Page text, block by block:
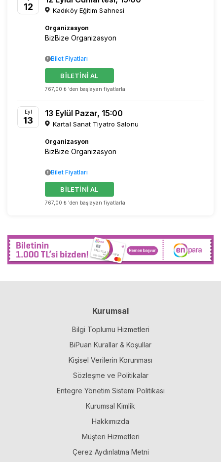
12 Kadıköy Eğitim Sahnesi
Organizasyon
BizBize Organizasyon
767,00 ₺ 'den başlayan fiyatlarla
BİLETİNİ AL
Bilet Fiyatları
Eyl
13
13 Eylül Pazar, 15:00
Kartal Sanat Tiyatro Salonu
Organizasyon
BizBize Organizasyon
767,00 ₺ 'den başlayan fiyatlarla
BİLETİNİ AL
Bilet Fiyatları
Kurumsal
Bilgi Toplumu Hizmetleri
BiPuan Kurallar & Koşullar
Kişisel Verilerin Korunması
Sözleşme ve Politikalar
Entegre Yönetim Sistemi Politikası
Kurumsal Kimlik
Hakkımızda
Müşteri Hizmetleri
Çerez Aydınlatma Metni